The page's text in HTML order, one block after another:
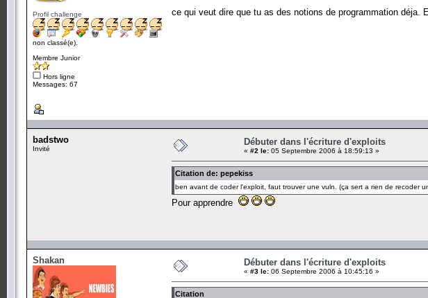
Profil challenge
non classé(e).
Membre Junior
Hors ligne
Messages: 67
ce qui veut dire que tu as des notions de programmation déja.
badstwo
Invité
Débuter dans l'écriture d'exploits
« #2 le: 05 Septembre 2006 à 18:59:13 »
Citation de: pepekiss
ben avant de coder l'exploit, faut trouver une vuln. (ça sert a rien de recoder
Pour apprendre
Shakan Débuter dans l'écriture d'exploits
« #3 le: 06 Septembre 2006 à 10:45:16 »
Citation